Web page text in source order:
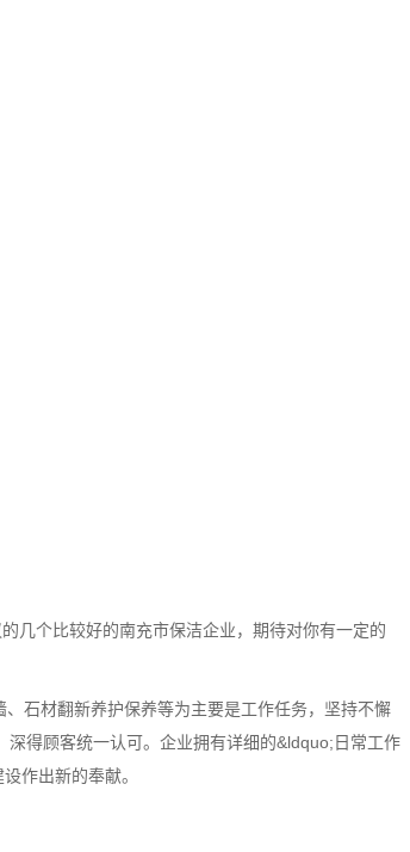
几个比较好的南充市保洁企业，期待对你有一定的
石材翻新养护保养等为主要是工作任务，坚持不懈
得顾客统一认可。企业拥有详细的&ldquo;日常工作
作出新的奉献。